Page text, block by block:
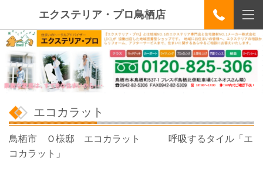
エクステリア・プロ鳥栖店
エコカラット
鳥栖市 Ｏ様邸 エコカラット 呼吸するタイル「エ
コカラット」